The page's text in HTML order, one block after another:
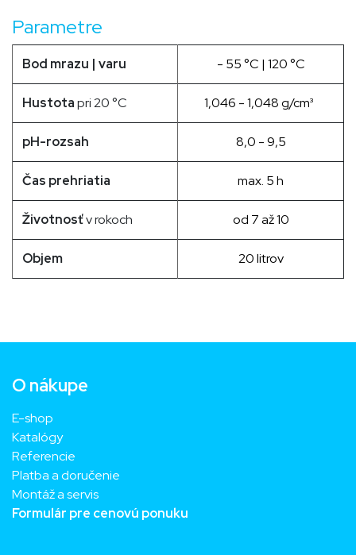
Parametre
Bod mrazu | varu - 55°C | 120°C
Hustotapri 20 °C 1,046 - 1,048 g/cm³
pH-rozsah 8,0 - 9,5
Čas prehriatia max. 5 h
Životnosťv rokoch od 7 až 10​
Objem 20 litrov
O nákupe
E-shop
Katalógy
Referencie
Platba a doručenie
Montáž a servis
Formulár pre cenovú ponuku